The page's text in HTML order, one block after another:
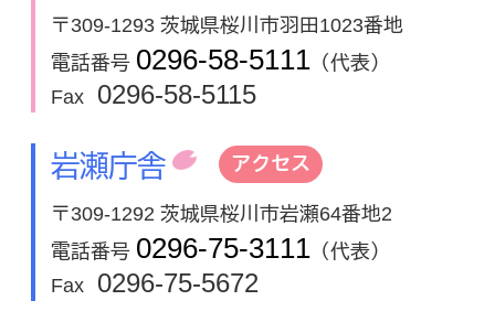
〒309-1293 茨城県桜川市羽田1023番地
電話番号 0296-58-5111 （代表）
Fax
0296-58-5115
岩瀬庁舎 アクセス
〒309-1292 茨城県桜川市岩瀬64番地2
電話番号 0296-75-3111 （代表）
Fax
0296-75-5672